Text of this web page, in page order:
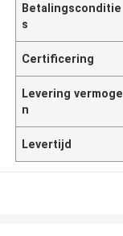
Betalingsconditie
s
Certificering
Levering vermoge
n
Levertijd